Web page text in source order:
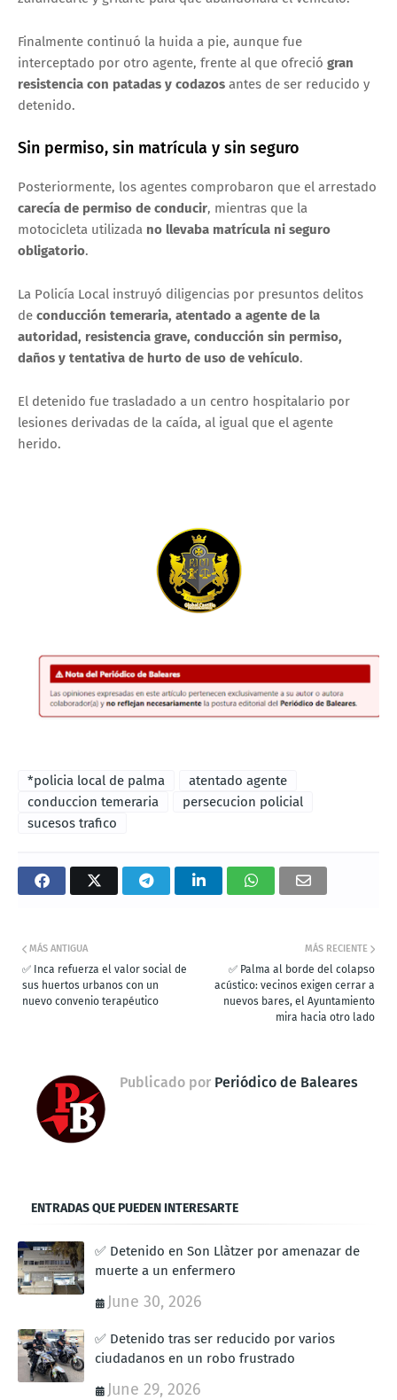
Finalmente continuó la huida a pie, aunque fue
interceptado por otro agente, frente al que ofreció gran
resistencia con patadas y codazos antes de ser reducido y
detenido.
Sin permiso, sin matrícula y sin seguro
Posteriormente, los agentes comprobaron que el arrestado
carecía de permiso de conducir, mientras que la
motocicleta utilizada no llevaba matrícula ni seguro
obligatorio.
La Policía Local instruyó diligencias por presuntos delitos
de conducción temeraria, atentado a agente de la
autoridad, resistencia grave, conducción sin permiso,
daños y tentativa de hurto de uso de vehículo.
El detenido fue trasladado a un centro hospitalario por
lesiones derivadas de la caída, al igual que el agente
herido.
*policia local de palma
atentado agente
conduccion temeraria
persecucion policial
sucesos trafico
MÁS RECIENTE
✅ Palma al borde del colapso
acústico: vecinos exigen cerrar a
nuevos bares, el Ayuntamiento
mira hacia otro lado
MÁS ANTIGUA
✅ Inca refuerza el valor social de
sus huertos urbanos con un
nuevo convenio terapéutico
Publicado por Periódico de Baleares
ENTRADAS QUE PUEDEN INTERESARTE
✅ Detenido en Son Llàtzer por amenazar de
muerte a un enfermero
June 30, 2026
✅ Detenido tras ser reducido por varios
ciudadanos en un robo frustrado
June 29, 2026